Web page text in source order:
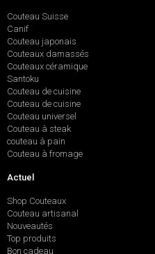
Couteau Suisse
Canif
Couteau japonais
Couteaux damassés
Couteaux céramique
Santoku
Couteau de cuisine
Couteau de cuisine
Couteau universel
Couteau à steak
couteau à pain
Couteau à fromage
Actuel
Shop Couteaux
Couteau artisanal
Nouveautés
Top produits
Bon cadeau